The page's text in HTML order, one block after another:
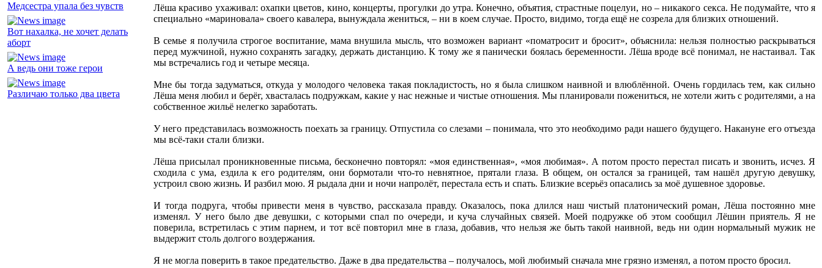
Медсестра упала без чувств
Вот нахалка, не хочет делать
аборт
А ведь они тоже герои
Различаю только два цвета
Лёша красиво ухаживал: охапки цветов, кино, концерты, прогулки до утра. Конечно, объятия, страстные поцелуи, но – никакого секса. Не подумайте, что я
специально «мариновала» своего кавалера, вынуждала жениться, – ни в коем случае. Просто, видимо, тогда ещё не созрела для близких отношений.
В семье я получила строгое воспитание, мама внушила мысль, что возможен вариант «поматросит и бросит», объяснила: нельзя полностью раскрываться
перед мужчиной, нужно сохранять загадку, держать дистанцию. К тому же я панически боялась беременности. Лёша вроде всё понимал, не настаивал. Так
мы встречались год и четыре месяца.
Мне бы тогда задуматься, откуда у молодого человека такая покладистость, но я была слишком наивной и влюблённой. Очень гордилась тем, как сильно
Лёша меня любил и берёг, хвасталась подружкам, какие у нас нежные и чистые отношения. Мы планировали пожениться, не хотели жить с родителями, а на
собственное жильё нелегко заработать.
У него представилась возможность поехать за границу. Отпустила со слезами – понимала, что это необходимо ради нашего будущего. Накануне его отъезда
мы всё-таки стали близки.
Лёша присылал проникновенные письма, бесконечно повторял: «моя единственная», «моя любимая». А потом просто перестал писать и звонить, исчез. Я
сходила с ума, ездила к его родителям, они бормотали что-то невнятное, прятали глаза. В общем, он остался за границей, там нашёл другую девушку,
устроил свою жизнь. И разбил мою. Я рыдала дни и ночи напролёт, перестала есть и спать. Близкие всерьёз опасались за моё душевное здоровье.
И тогда подруга, чтобы привести меня в чувство, рассказала правду. Оказалось, пока длился наш чистый платонический роман, Лёша постоянно мне
изменял. У него было две девушки, с которыми спал по очереди, и куча случайных связей. Моей подружке об этом сообщил Лёшин приятель. Я не
поверила, встретилась с этим парнем, и тот всё повторил мне в глаза, добавив, что нельзя же быть такой наивной, ведь ни один нормальный мужик не
выдержит столь долгого воздержания.
Я не могла поверить в такое предательство. Даже в два предательства – получалось, мой любимый сначала мне грязно изменял, а потом просто бросил.